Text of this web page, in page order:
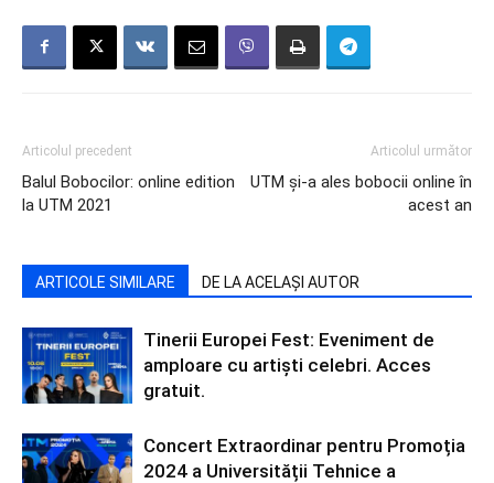
Articolul precedent
Balul Bobocilor: online edition
la UTM 2021
Articolul următor
UTM și-a ales bobocii online în
acest an
ARTICOLE SIMILARE DE LA ACELAȘI AUTOR
Tinerii Europei Fest: Eveniment de
amploare cu artiști celebri. Acces
gratuit.
Concert Extraordinar pentru Promoția
2024 a Universității Tehnice a